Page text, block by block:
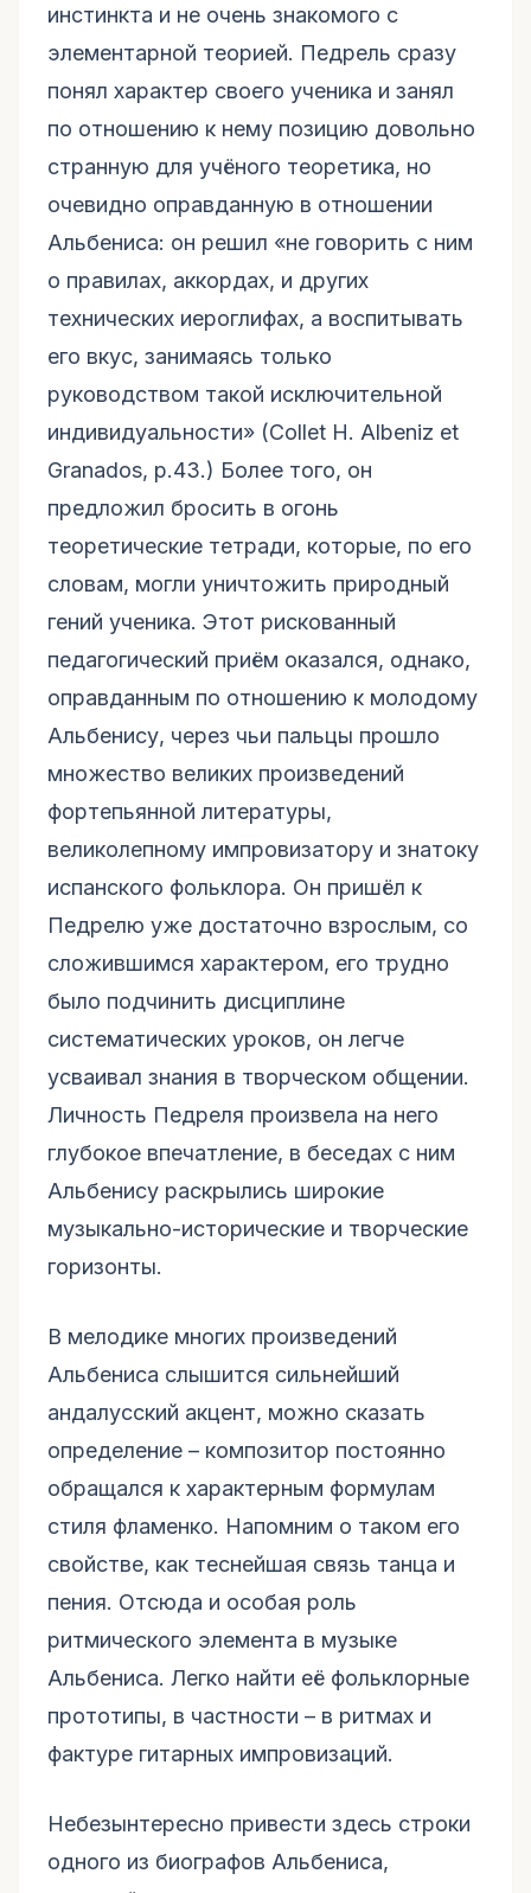
инстинкта и не очень знакомого с
элементарной теорией. Педрель сразу
понял характер своего ученика и занял
по отношению к нему позицию довольно
странную для учёного теоретика, но
очевидно оправданную в отношении
Альбениса: он решил «не говорить с ним
о правилах, аккордах, и других
технических иероглифах, а воспитывать
его вкус, занимаясь только
руководством такой исключительной
индивидуальности» (Collet H. Albeniz et
Granados, p.43.) Более того, он
предложил бросить в огонь
теоретические тетради, которые, по его
словам, могли уничтожить природный
гений ученика. Этот рискованный
педагогический приём оказался, однако,
оправданным по отношению к молодому
Альбенису, через чьи пальцы прошло
множество великих произведений
фортепьянной литературы,
великолепному импровизатору и знатоку
испанского фольклора. Он пришёл к
Педрелю уже достаточно взрослым, со
сложившимся характером, его трудно
было подчинить дисциплине
систематических уроков, он легче
усваивал знания в творческом общении.
Личность Педреля произвела на него
глубокое впечатление, в беседах с ним
Альбенису раскрылись широкие
музыкально-исторические и творческие
горизонты.
В мелодике многих произведений
Альбениса слышится сильнейший
андалусский акцент, можно сказать
определение – композитор постоянно
обращался к характерным формулам
стиля фламенко. Напомним о таком его
свойстве, как теснейшая связь танца и
пения. Отсюда и особая роль
ритмического элемента в музыке
Альбениса. Легко найти её фольклорные
прототипы, в частности – в ритмах и
фактуре гитарных импровизаций.
Небезынтересно привести здесь строки
одного из биографов Альбениса,